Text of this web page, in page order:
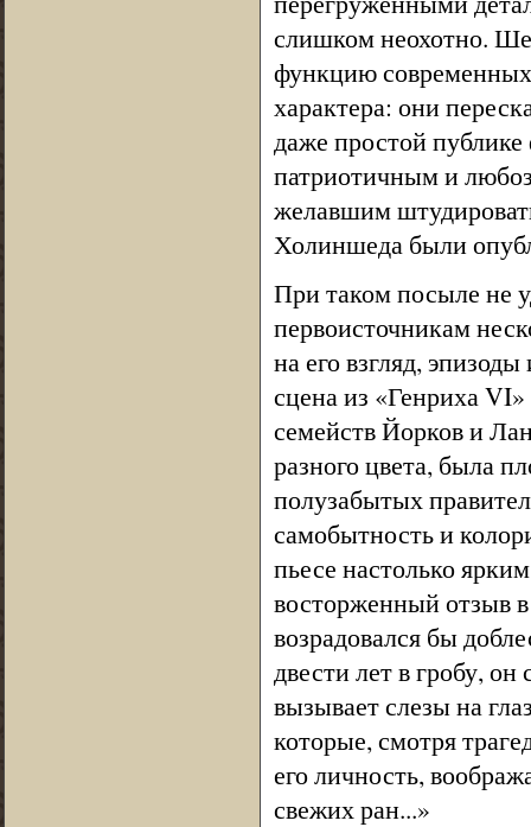
слишком неохотно.
функцию
характера: они
даже простой
патриотичным и
желавшим
Холиншеда были
При таком посыле не
первоисточникам
на его взгляд,
сцена из «Генриха
семейств Йорков и
разного цвета, была
полузабытых
самобытность и
пьесе настолько
восторженный отзыв
возрадовался бы
двести лет в гробу,
вызывает слезы на
которые, смотря
его личность,
свежих ран...»